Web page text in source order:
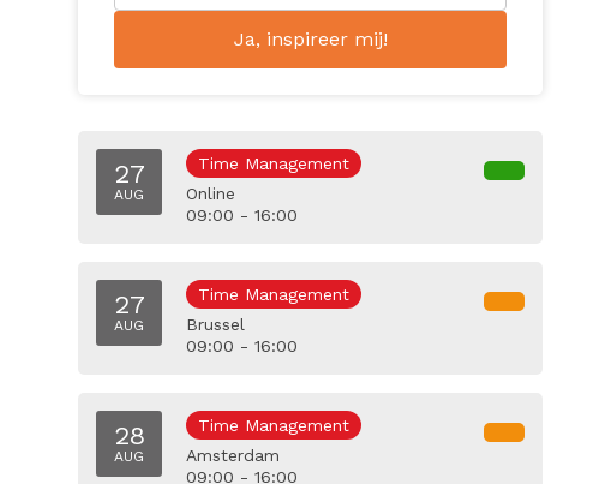
27
AUG
Time Management
Online
09:00 - 16:00
27
AUG
Time Management
Brussel
09:00 - 16:00
28
AUG
Time Management
Amsterdam
09:00 - 16:00